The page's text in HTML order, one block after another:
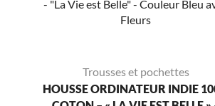
Trousses et pochettes
HOUSSE ORDINATEUR INDIE